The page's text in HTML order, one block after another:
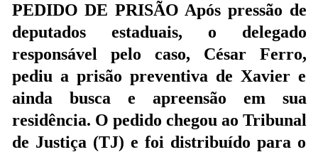
PEDIDO DE PRISÃO Após pressão de
deputados estaduais, o delegado
responsável pelo caso, César Ferro,
pediu a prisão preventiva de Xavier e
ainda busca e apreensão em sua
residência. O pedido chegou ao Tribunal
de Justiça (TJ) e foi distribuído para o